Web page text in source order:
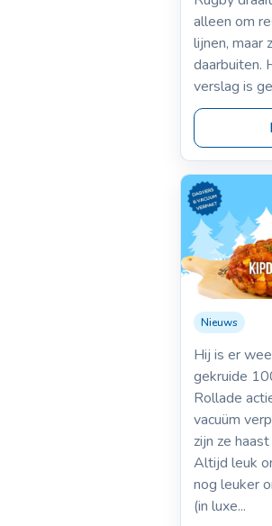
alleen om
lijnen, maar
daarbuiten.
verslag is
Nieuws
Hij is er
gekruide
Rollade
vacuüm
zijn ze
Altijd leuk
nog leuker
(in luxe...